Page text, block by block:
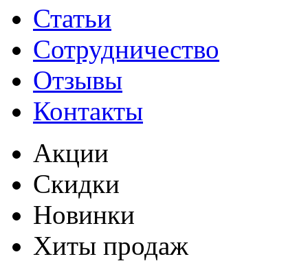
Статьи
Сотрудничество
Отзывы
Контакты
Акции
Скидки
Новинки
Хиты продаж